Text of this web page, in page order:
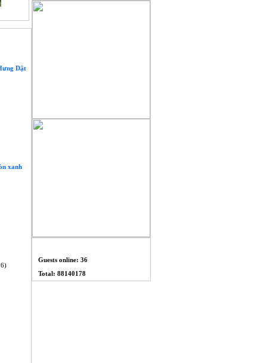
Dật
xanh
Guests online: 36
Total: 88140178